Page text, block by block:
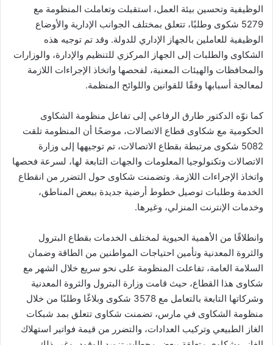
الوظيفية وتحسين بيئة العمل، استقبلت وتعاملت المنظومة مع
5279 شكوى وطلبًا، تتعلق بمختلف الجوانب الإدارية والأوضاع
الوظيفية للعاملين بالجهاز الإداري للدولة. وقد تم توجيه هذه
الشكاوى والطلبات إلى الجهاز المركزي للتنظيم والإدارة، والوزارات
والمحافظات والهيئات المعنية، لفحصها واتخاذ الإجراءات اللازمة
لمعالجة أسبابها وفقًا للقوانين واللوائح المنظمة.
كما نوّه الدكتور طارق الرفاعي إلى تفاعل منظومة الشكاوى
الحكومية مع شكاوى قطاع الاتصالات، موضحًا أن المنظومة تلقت
5082 شكوى مرتبطة بقطاع الاتصالات، تم توجيهها إلى وزارة
الاتصالات وتكنولوجيا المعلومات والجهات التابعة لها، لسرعة فحصها
واتخاذ الإجراءات اللازمة. وتضمنت شكاوى حول التضرر من انقطاع
الخدمة وطلبات توصيل خطوط أرضية جديدة ببعض المناطق،
وخدمات الإنترنت المنزلي، وغيرها.
وانطلاقًا من الأهمية الحيوية لمختلف الخدمات بقطاع البترول
والثروة المعدنية وتأمين احتياجات المواطنين من الطاقة وضمان
السلامة العامة، تفاعلت المنظومة على نحو سريع خلال الشهر مع
شكاوى هذا القطاع، حيث قامت وزارة البترول والثروة المعدنية
وشركاتها التابعة بالتعامل مع 3578 شكوى وبلاغًا وطلبًا من خلال
منظومة الشكاوى في مارس، تضمنت شكاوى تتعلق بمد شبكات
الغاز الطبيعي وتركيب العدادات، والتضرر من قيمة فواتير استهلاك